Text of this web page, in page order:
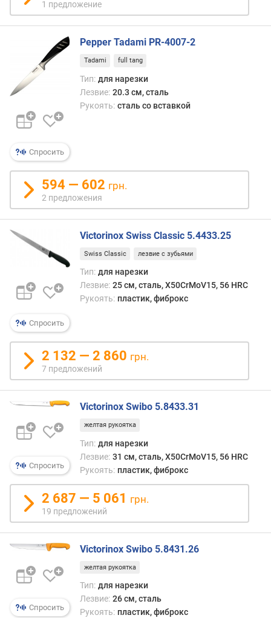
с
т
R
1 предложение
Спросить
Pepper Tadami PR-4007-2
Tadami full tang
Тип: для нарезки
Лезвие: 20.3 см, сталь
Рукоять: сталь со вставкой
594 — 602 грн.
2 предложения
Спросить
Victorinox Swiss Classic 5.4433.25
Swiss Classic лезвие с зубьями
Тип: для нарезки
Лезвие: 25 см, сталь, X50CrMoV15, 56 HRC
Рукоять: пластик, фиброкс
2 132 — 2 860 грн.
7 предложений
Спросить
Victorinox Swibo 5.8433.31
желтая рукоятка
Тип: для нарезки
Лезвие: 31 см, сталь, X50CrMoV15, 56 HRC
Рукоять: пластик, фиброкс
2 687 — 5 061 грн.
19 предложений
Спросить
Victorinox Swibo 5.8431.26
желтая рукоятка
Тип: для нарезки
Лезвие: 26 см, сталь
Рукоять: пластик, фиброкс